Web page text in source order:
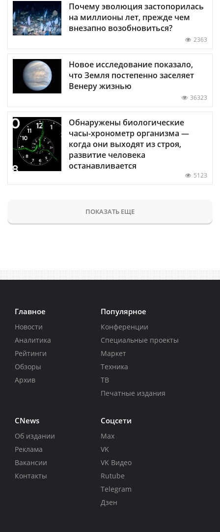
Почему эволюция застопорилась
на миллионы лет, прежде чем
внезапно возобновиться?
2363
Новое исследование показало,
что Земля постепенно заселяет
Венеру жизнью
36323
Обнаружены биологические
часы-хронометр организма —
когда они выходят из строя,
развитие человека
останавливается
5123
ПОКАЗАТЬ ЕЩЕ
Главное
Новости
Аналитика
Рейтинги
Обзоры
Архив
Популярное
Конференции
Специальные проекты
Маркет
Техника
ТВ
Печатные издания
CNews
Об издании
Реклама
Вакансии
Контакты
Соцсети
Max
VK
VK Видео
Rutube
Telegram
Дзен